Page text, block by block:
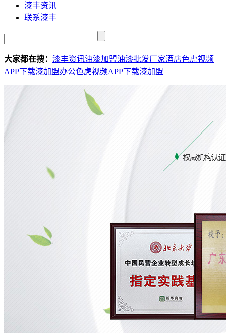
漆丰资讯
联系漆丰
大家都在搜： 漆丰资讯油漆加盟油漆批发厂家酒店色虎视频
APP下载漆加盟办公色虎视频APP下载漆加盟